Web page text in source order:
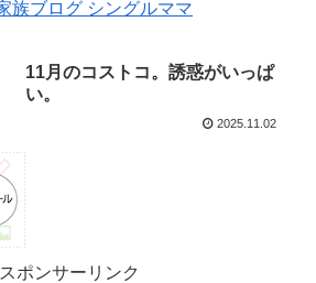
11月のコストコ。誘惑がいっぱ
い。
2025.11.02
スポンサーリンク